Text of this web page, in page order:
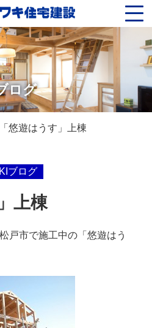
ログ
悠遊はうす」上棟
ブログ
上棟
戸市で施工中の「悠遊はう